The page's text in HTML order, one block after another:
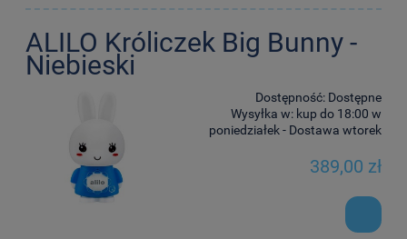
ALILO Króliczek Big Bunny -
Niebieski
Dostępność: Dostępne
Wysyłka w: kup do 18:00 w
poniedziałek - Dostawa wtorek
389,00 zł